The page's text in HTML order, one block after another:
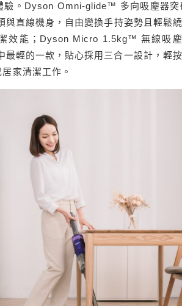
。 Dyson Omni-glide™ 多向吸塵器
與直線機身，自由變換手持姿勢且輕鬆
效能； Dyson Micro 1.5kg™無線吸
最輕的一款，貼心採用三合一設計，輕
家清潔工作。